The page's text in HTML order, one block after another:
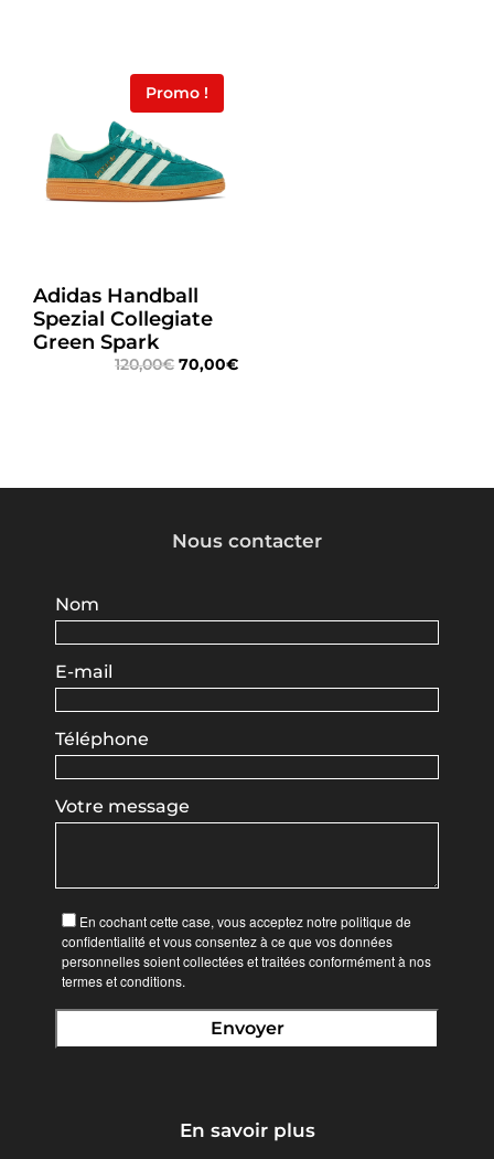
Promo !
Adidas Handball
Spezial Collegiate
Green Spark
120,00€ 70,00€
Nous contacter
Nom
E-mail
Téléphone
Votre message
En cochant cette case, vous acceptez notre politique de
confidentialité et vous consentez à ce que vos données
personnelles soient collectées et traitées conformément à nos
termes et conditions.
En savoir plus